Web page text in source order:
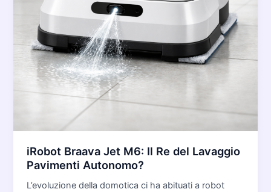
iRobot Braava Jet M6: Il Re del Lavaggio
Pavimenti Autonomo?
L’evoluzione della domotica ci ha abituati a robot